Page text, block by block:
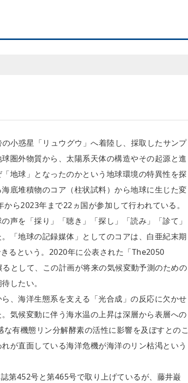
小惑星「リュウグウ」へ着陸し、採取したサンプ
圏外物質から、太陽系天体の構造やその起源と進
地球」となったのかという地球環境の特異性を探
底堆積物のコア（柱状試料）から地球に生じた変
ら2023年まで22ヵ国が参加して行われている。
を「採り」「聴き」「探し」「読み」「診て」
「地球の記録媒体」としてのコアは、白亜紀末期
るという。2020年に公表された「The2050
として、この計画が将来の気候変動予測のための
したい。
、海洋生態系を支える「光合成」の反応に欠かせ
気候変動に伴う海水温の上昇は深層から表層への
有機態リン分解酵素の活性に影響を及ぼすとのこ
が直面している海洋危機が海洋のリン枯渇という
第452号と第465号で取り上げているが、藤井巌